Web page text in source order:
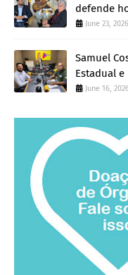
defende
June 23, 2026
Samuel
Estadual
June 16,